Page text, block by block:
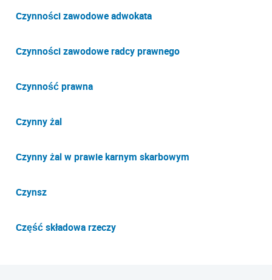
Czynności zawodowe adwokata
Czynności zawodowe radcy prawnego
Czynność prawna
Czynny żal
Czynny żal w prawie karnym skarbowym
Czynsz
Część składowa rzeczy